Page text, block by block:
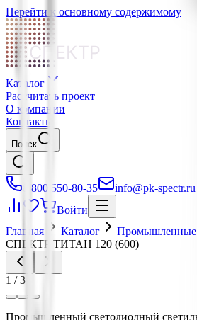
Перейти к основному содержимому
СПЕКТР
Каталог
Рассчитать проект
О компании
Контакты
Поиск
8 800 550-80-35
info@pk-spectr.ru
Войти
Главная
Каталог Промышленные
СПЕКТР ТИТАН 120 (600)
1 /3
Промышленный светодиодный